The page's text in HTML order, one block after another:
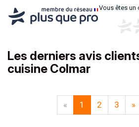
Vous êtes un
Les derniers avis
cuisine Colmar
« 1 2 3 »